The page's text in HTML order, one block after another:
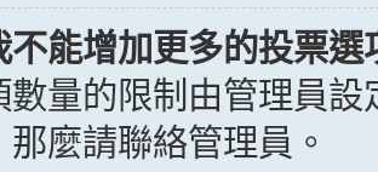
不能增加更多的投票選
數量的限制由管理員
麼請聯絡管理員。